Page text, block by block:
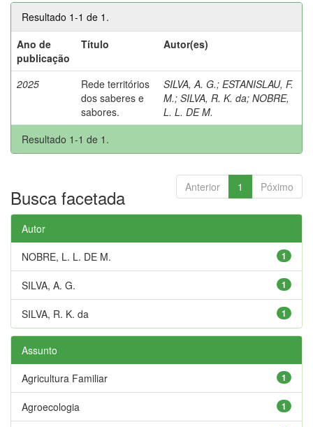
Resultado 1-1 de 1.
Ano de
publicação
Título Autor(es)
2025
Rede territórios
dos saberes e
sabores.
SILVA, A. G.; ESTANISLAU, F.
M.; SILVA, R. K. da; NOBRE,
L. L. DE M.
Resultado 1-1 de 1.
Anterior 1 Póximo
Busca facetada
Autor
1
NOBRE, L. L. DE M.
1
SILVA, A. G.
1
SILVA, R. K. da
Assunto
1
Agricultura Familiar
1
Agroecologia